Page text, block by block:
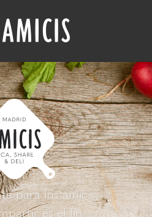
para los amicis,
es el fin